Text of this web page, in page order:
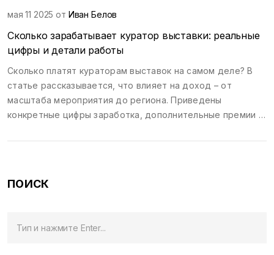
мая 11 2025 от Иван Белов
Сколько зарабатывает куратор выставки: реальные
цифры и детали работы
Сколько платят кураторам выставок на самом деле? В
статье рассказывается, что влияет на доход – от
масштаба мероприятия до региона. Приведены
конкретные цифры заработка, дополнительные премии и
навыки нужны для роста дохода и на что обращать
ПОИСК